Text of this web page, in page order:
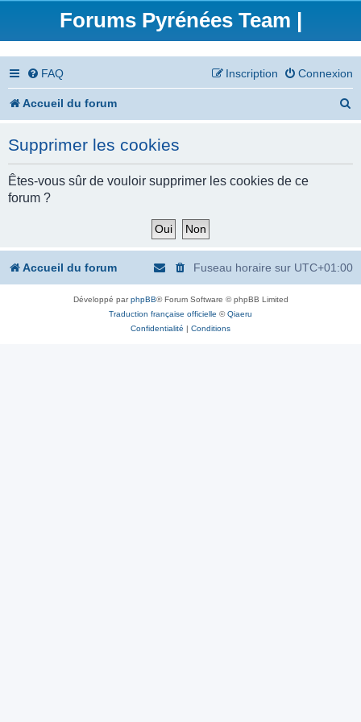
Forums Pyrénées Team |
FAQ Connexion
Inscription
Accueil du forum
c
Supprimer les cookies
Êtes-vous sûr de vouloir supprimer les cookies de ce
forum ?
Accueil du forum Fuseau horaire sur UTC+01:00
Développé parphpBB® Forum Software © phpBB Limited
Traduction française officielle ©Qiaeru
Confidentialité | Conditions